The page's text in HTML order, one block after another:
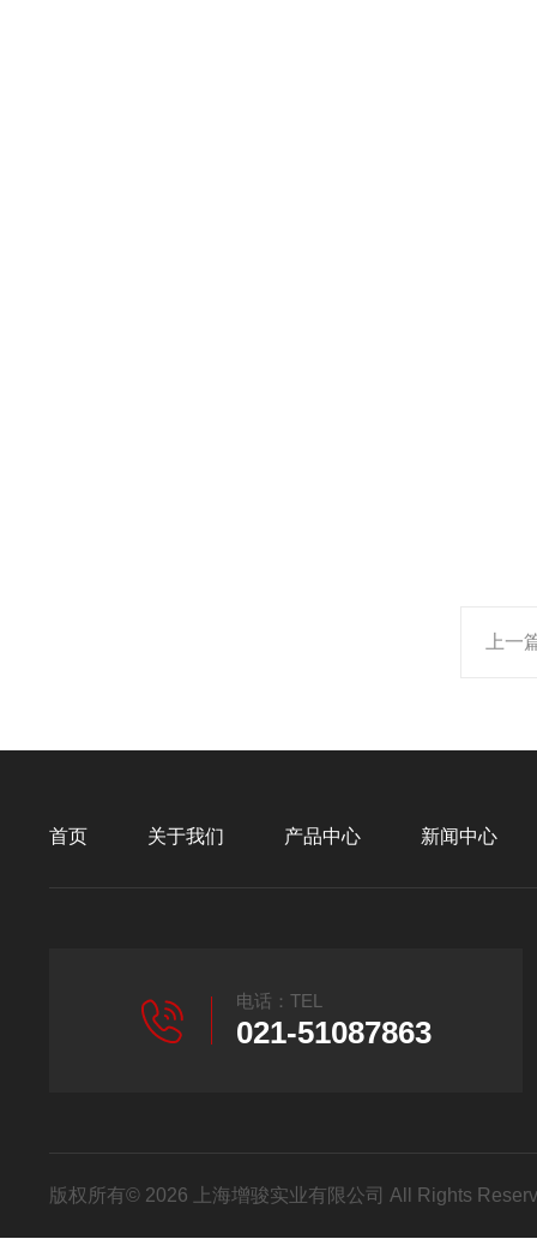
上一
首页 关于我们 产品中心 新闻中心
电话：TEL
021-51087863
版权所有© 2026 上海增骏实业有限公司 All Rights